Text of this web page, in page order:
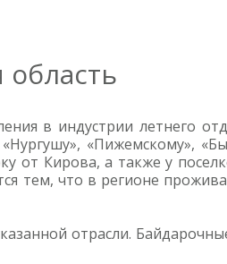
в индустрии летнего
«Пижемскому»,
от Кирова, а также у
тем, что в регионе
отрасли.